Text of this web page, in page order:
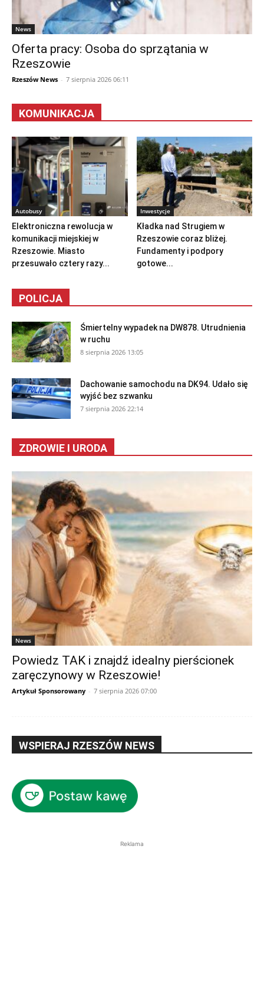
News
Oferta pracy: Osoba do sprzątania w
Rzeszowie
Rzeszów News - 7 sierpnia 2026 06:11
KOMUNIKACJA
Autobusy
Elektroniczna rewolucja w
komunikacji miejskiej w
Rzeszowie. Miasto
przesuwało cztery razy...
Inwestycje
Kładka nad Strugiem w
Rzeszowie coraz bliżej.
Fundamenty i podpory
gotowe...
POLICJA
Śmiertelny wypadek na DW878. Utrudnienia
w ruchu
8 sierpnia 2026 13:05
Dachowanie samochodu na DK94. Udało się
wyjść bez szwanku
7 sierpnia 2026 22:14
ZDROWIE I URODA
News
Powiedz TAK i znajdź idealny pierścionek
zaręczynowy w Rzeszowie!
Artykuł Sponsorowany - 7 sierpnia 2026 07:00
WSPIERAJ RZESZÓW NEWS
Reklama